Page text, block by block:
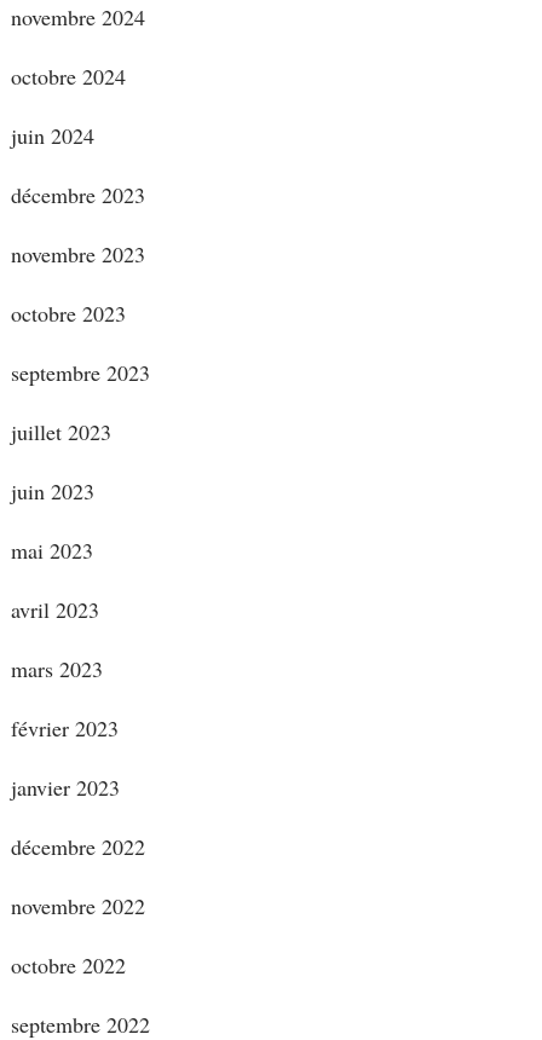
novembre 2024
octobre 2024
juin 2024
décembre 2023
novembre 2023
octobre 2023
septembre 2023
juillet 2023
juin 2023
mai 2023
avril 2023
mars 2023
février 2023
janvier 2023
décembre 2022
novembre 2022
octobre 2022
septembre 2022